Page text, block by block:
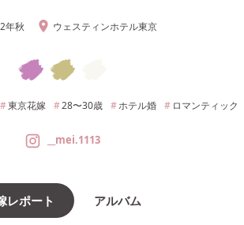
年秋 ウェスティンホテル東京
東京花嫁 28〜30歳 ホテル婚 ロマンティック
__mei.1113
レポート アルバム